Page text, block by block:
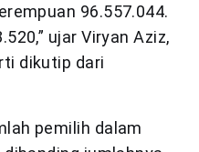
96.557.044.
ujar Viryan Aziz,
dikutip dari
pemilih dalam